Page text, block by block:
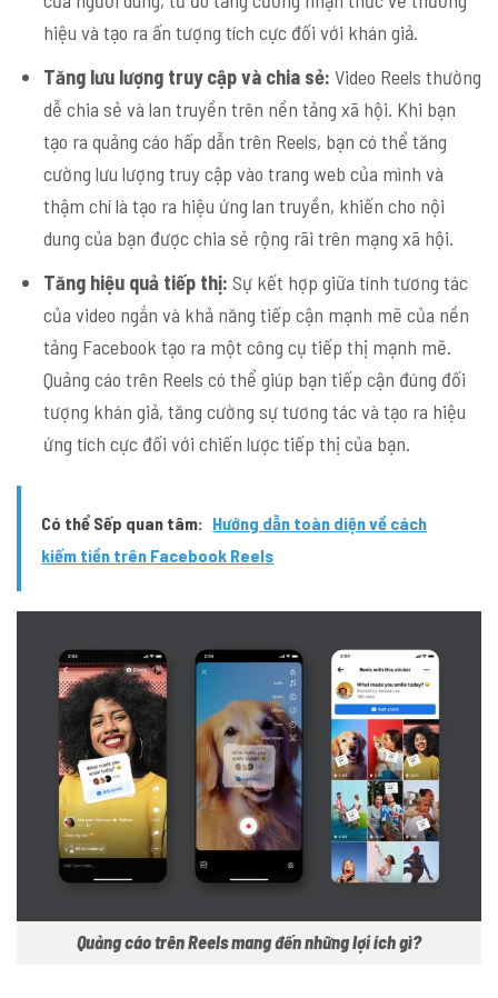
hiệu và tạo ra ấn tượng tích cực đối với khán giả.
Tăng lưu lượng truy cập và chia sẻ: Video Reels thường
dễ chia sẻ và lan truyền trên nền tảng xã hội. Khi bạn
tạo ra quảng cáo hấp dẫn trên Reels, bạn có thể tăng
cường lưu lượng truy cập vào trang web của mình và
thậm chí là tạo ra hiệu ứng lan truyền, khiến cho nội
dung của bạn được chia sẻ rộng rãi trên mạng xã hội.
Tăng hiệu quả tiếp thị: Sự kết hợp giữa tính tương tác
của video ngắn và khả năng tiếp cận mạnh mẽ của nền
tảng Facebook tạo ra một công cụ tiếp thị mạnh mẽ.
Quảng cáo trên Reels có thể giúp bạn tiếp cận đúng đối
tượng khán giả, tăng cường sự tương tác và tạo ra hiệu
ứng tích cực đối với chiến lược tiếp thị của bạn.
Có thể Sếp quan tâm: Hướng dẫn toàn diện về cách
kiếm tiền trên Facebook Reels
Quảng cáo trên Reels mang đến những lợi ích gì?